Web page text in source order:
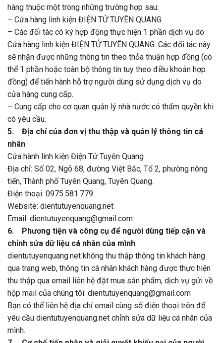
hàng thuộc một trong những trường hợp sau:
– Cửa hàng linh kiện ĐIỆN TỬ TUYÊN QUANG
– Các đối tác có ký hợp động thực hiện 1 phần dịch vụ do
Cửa hàng linh kiện ĐIỆN TỬ TUYÊN QUANG. Các đối tác này
sẽ nhận được những thông tin theo thỏa thuận hợp đồng (có
thể 1 phần hoặc toàn bộ thông tin tuy theo điều khoản hợp
đồng) để tiến hành hỗ trợ người dùng sử dụng dịch vụ do
cửa hàng cung cấp.
– Cung cấp cho cơ quan quản lý nhà nước có thẩm quyền khi
có yêu cầu.
5. Địa chỉ của đơn vị thu thập và quản lý thông tin cá
nhân
Cửa hành linh kiện Điện Tử Tuyên Quang
Địa chỉ: Số 02, Ngõ 68, đường Việt Bắc, Tổ 2, phường nông
tiến, Thành phố Tuyên Quang, Tuyên Quang.
Điện thoại: 0975.581.779
Website: dientutuyenquang.net
Email: dientutuyenquang@gmail.com
6. Phương tiện và công cụ để người dùng tiếp cận và
chỉnh sửa dữ liệu cá nhân của mình
dientutuyenquang.net không thu thập thông tin khách hàng
qua trang web, thông tin cá nhân khách hàng được thực hiện
thu thập qua email liên hệ đặt mua sản phẩm, dịch vụ gửi về
hộp mail của chúng tôi: dientutuyenquang@gmail.com
Bạn có thể liên hệ địa chỉ email cùng số điện thoại trên để
yêu cầu dientutuyenquang.net chỉnh sửa dữ liệu cá nhân của
mình.